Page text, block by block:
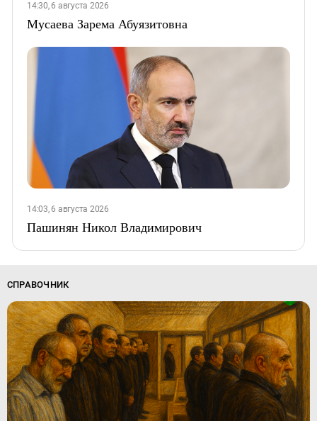
14:30, 6 августа 2026
Мусаева Зарема Абуязитовна
14:03, 6 августа 2026
Пашинян Никол Владимирович
СПРАВОЧНИК